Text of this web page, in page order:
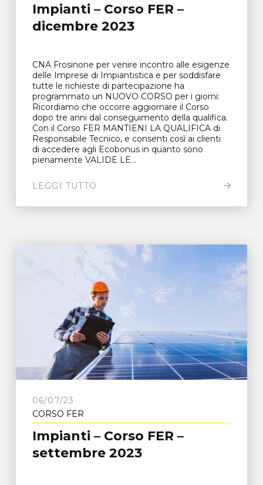
Impianti – Corso FER –
dicembre 2023
CNA Frosinone per venire incontro alle esigenze
delle Imprese di Impiantistica e per soddisfare
tutte le richieste di partecipazione ha
programmato un NUOVO CORSO per i giorni:
Ricordiamo che occorre aggiornare il Corso
dopo tre anni dal conseguimento della qualifica.
Con il Corso FER MANTIENI LA QUALIFICA di
Responsabile Tecnico, e consenti così ai clienti
di accedere agli Ecobonus in quanto sono
pienamente VALIDE LE...
LEGGI TUTTO
06/07/23
CORSO FER
Impianti – Corso FER –
settembre 2023